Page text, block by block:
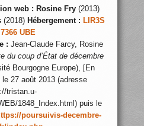
web : Rosine Fry(2013)
(2018) Hébergement : LIR3S
UBE
: Jean-Claude Farcy, Rosine
du coup d’État de décembre
Bourgogne Europe), [En
27 août 2013 (adresse
tristan.u-
1848_Index.html) puis le
poursuivis-decembre-